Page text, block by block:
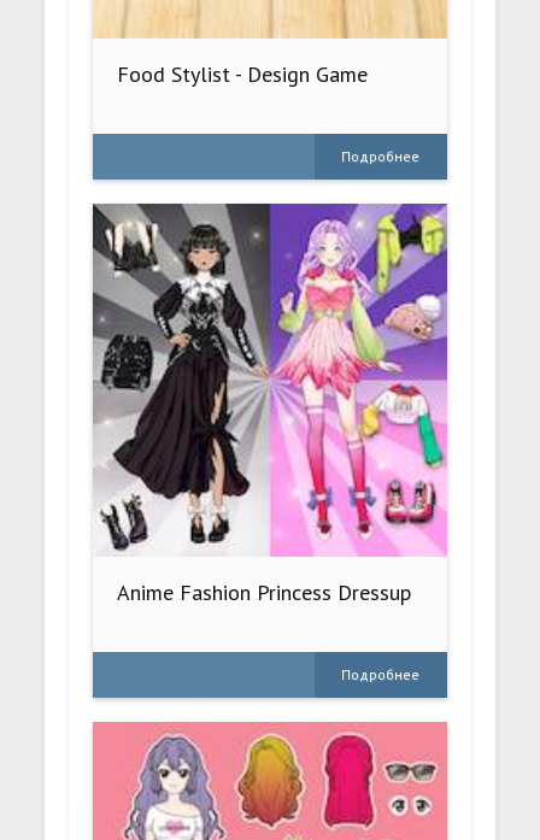
Food Stylist - Design Game
Подробнее
Anime Fashion Princess Dressup
Подробнее